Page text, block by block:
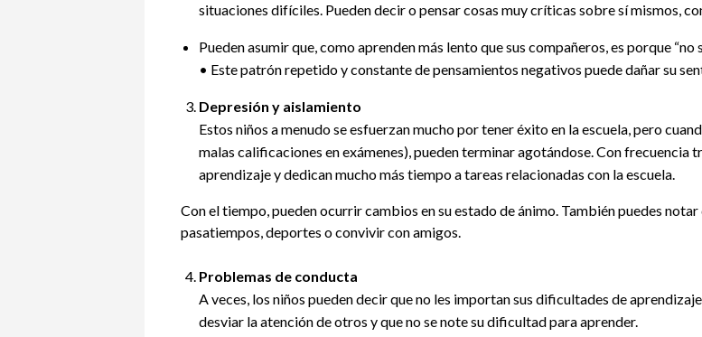
situaciones difíciles. Pueden decir o pensar cosas muy críticas sobre sí mismos,
Pueden asumir que, como aprenden más lento que sus compañeros, es porque “no
• Este patrón repetido y constante de pensamientos negativos puede dañar su
Depresión y aislamiento
Estos niños a menudo se esfuerzan mucho por tener éxito en la escuela, pero
malas calificaciones en exámenes), pueden terminar agotándose. Con frecuencia
aprendizaje y dedican mucho más tiempo a tareas relacionadas con la escuela.
Con el tiempo, pueden ocurrir cambios en su estado de ánimo. También puedes
pasatiempos, deportes o convivir con amigos.
Problemas de conducta
A veces, los niños pueden decir que no les importan sus dificultades de
desviar la atención de otros y que no se note su dificultad para aprender.